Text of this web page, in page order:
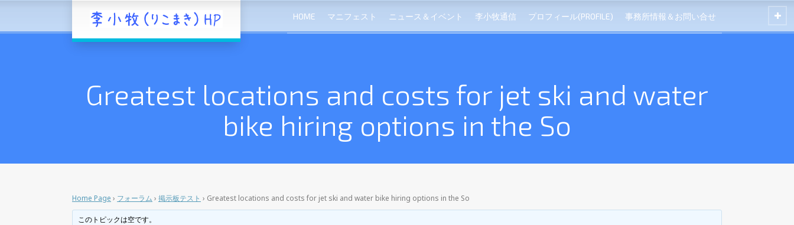
HOME マニフェスト ニュース＆イベント 李小牧通信 プロフィール(PROFILE) 事務所情報＆お問い合せ
Greatest locations and costs for jet ski and water
bike hiring options in the So
Home Page › フォーラム › 掲示板テスト › Greatest locations and costs for jet ski and water bike hiring options in the So
このトピックは空です。